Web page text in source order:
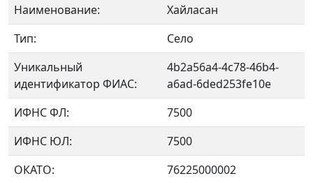
Наименование:
Хайласан
Тип:
Село
Уникальный
идентификатор ФИАС:
4b2a56a4-4c78-46b4-
a6ad-6ded253fe10e
ИФНС ФЛ:
7500
ИФНС ЮЛ:
7500
ОКАТО:
76225000002